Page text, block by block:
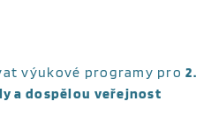
výukové programy pro2.
a dospělou veřejnost